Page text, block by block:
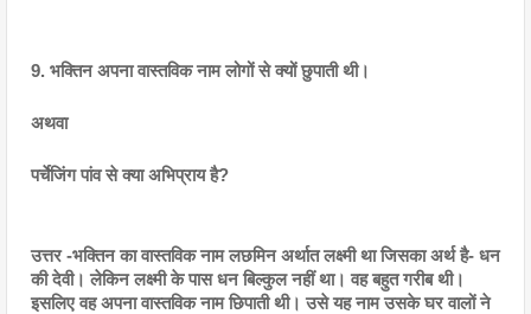
9. भक्तिन अपना वास्तविक नाम लोगों से क्यों छुपाती थी।
अथवा
पर्चेजिंग पांव से क्या अभिप्राय है?
उत्तर -भक्तिन का वास्तविक नाम लछमिन अर्थात लक्ष्मी था जिसका अर्थ है- धन
की देवी। लेकिन लक्ष्मी के पास धन बिल्कुल नहीं था। वह बहुत गरीब थी।
इसलिए वह अपना वास्तविक नाम छिपाती थी। उसे यह नाम उसके घर वालों ने